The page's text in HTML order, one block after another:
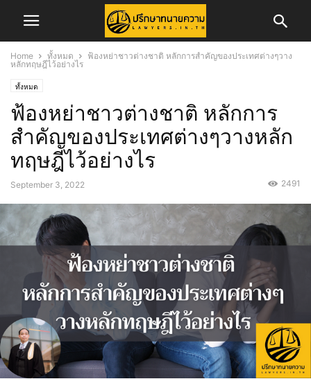
Home ทั้งหมด
ฟ้องหย่าชาวต่างชาติ หลักการสำคัญของประเทศต่างๆวาง
หลักทฤษฎีไว้อย่างไร
ทั้งหมด
ฟ้องหย่าชาวต่างชาติ หลักการ
สำคัญของประเทศต่างๆวางหลัก
ทฤษฎีไว้อย่างไร
September 3, 2022 2491